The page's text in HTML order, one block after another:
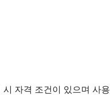
시 자격 조건이 있으며 사